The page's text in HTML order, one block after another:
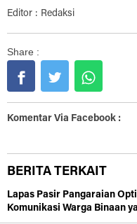
Editor : Redaksi
Share :
Komentar Via Facebook :
BERITA TERKAIT
Lapas Pasir Pangaraian
Komunikasi Warga Binaan